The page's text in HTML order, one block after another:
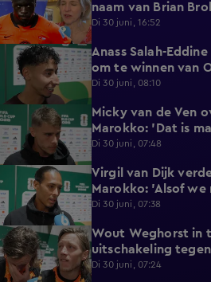
naam van Brian
Di 30 juni, 16:52
3:02
Anass Salah-
om te winnen van
zijn Nederlands!'
Di 30 juni, 08:10
1:44
Micky van de Ven
Marokko: 'Dat is
Di 30 juni, 07:48
Virgil van Dijk
Marokko: 'Alsof
gedacht?'
Di 30 juni, 07:38
3:49
Wout Weghorst in
uitschakeling
moment rekening
Di 30 juni, 07:24